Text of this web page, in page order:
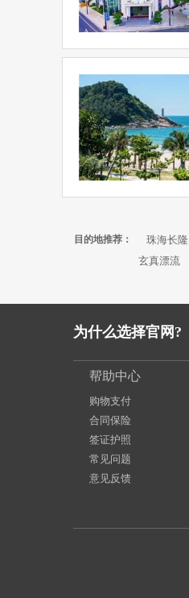
目的地推荐： 珠海长隆
玄真漂流
为什么选择官网?
帮助中心
购物支付
合同保险
签证护照
常见问题
意见反馈